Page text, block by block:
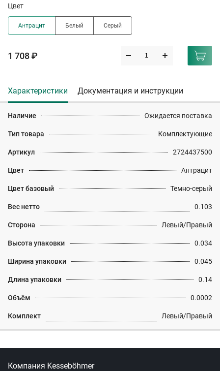
Цвет
Антрацит Белый Серый
1 708 ₽
Характеристики Документация и инструкции
Наличие Ожидается поставка
Тип товара Комплектующие
Артикул 2724437500
Цвет Антрацит
Цвет базовый Темно-серый
Вес нетто 0.103
Сторона Левый/Правый
Высота упаковки 0.034
Ширина упаковки 0.045
Длина упаковки 0.14
Объём 0.0002
Комплект Левый/Правый
Компания Kesseböhmer